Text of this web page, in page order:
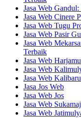
Jasa Web
Jasa Web Cinere
Jasa Web Tugu
Jasa Web Pasir
Jasa Web
Terbaik
Jasa Web
Jasa Web
Jasa Web
Jasa Jos Web
Jasa Web Jos
Jasa Web
Jasa Web